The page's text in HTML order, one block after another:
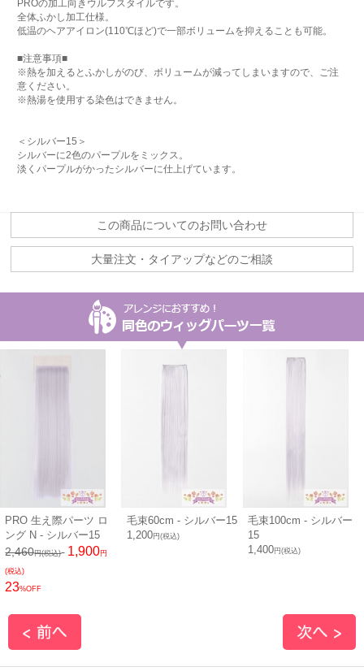
PROの加工向きウルフスタイルです。
全体ふかし加工仕様。
低温のヘアアイロン(110℃ほど)で一部ボリュームを抑えることも可能。
■注意事項■
※熱を加えるとふかしがのび、ボリュームが減ってしまいますので、ご注
意ください。
※熱湯を使用する染色はできません。
＜シルバー15＞
シルバーに2色のパープルをミックス。
淡くパープルがかったシルバーに仕上げています。
この商品についてのお問い合わせ
大量注文・タイアップなどのご相談
PRO 生え際パーツ ロ
ング N - シルバー15
2,460円(税込) 1,900円
(税込)
23%OFF
毛束60cm - シルバー15
1,200円(税込)
毛束100cm - シルバー
15
1,400円(税込)